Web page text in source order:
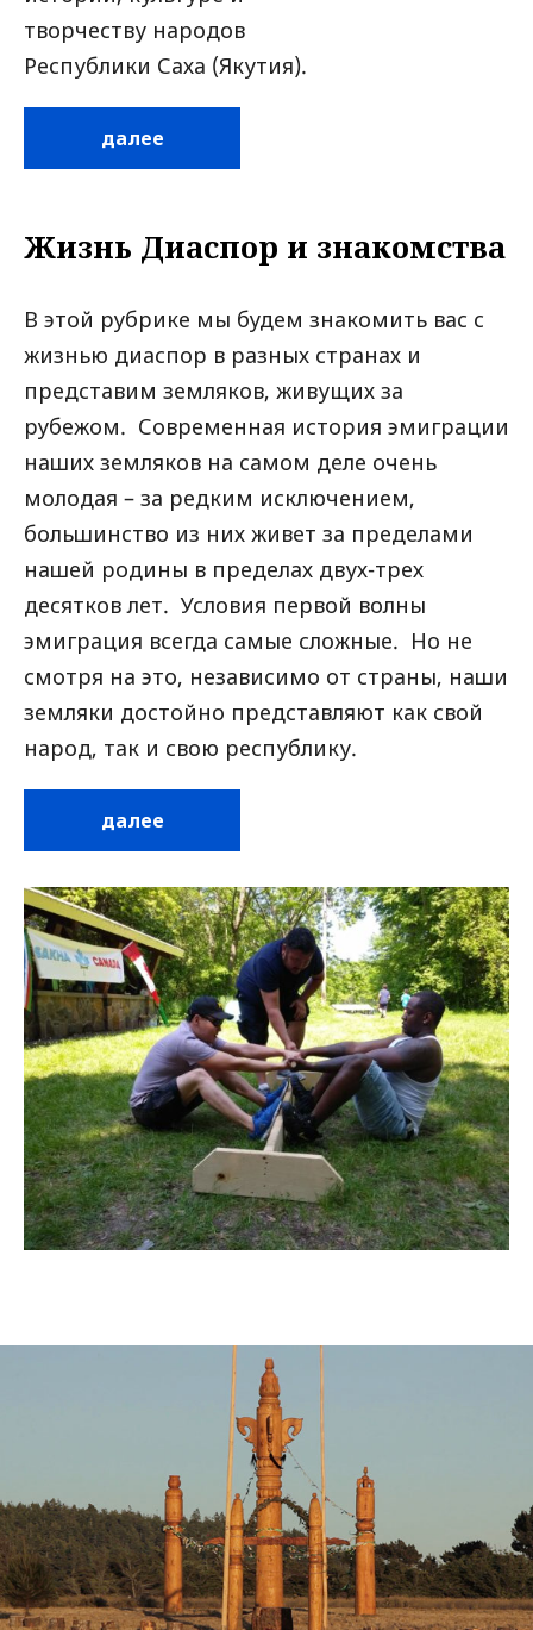
творчеству народов
Республики Саха (Якутия).
далее
Жизнь Диаспор и знакомства
В этой рубрике мы будем знакомить вас с
жизнью диаспор в разных странах и
представим земляков, живущих за
рубежом. Современная история эмиграции
наших земляков на самом деле очень
молодая – за редким исключением,
большинство из них живет за пределами
нашей родины в пределах двух-трех
десятков лет. Условия первой волны
эмиграция всегда самые сложные. Но не
смотря на это, независимо от страны, наши
земляки достойно представляют как свой
народ, так и свою республику.
далее